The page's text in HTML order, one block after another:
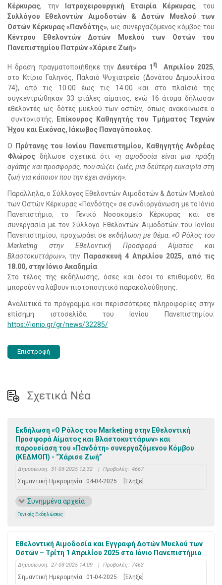
Κέρκυρας, την Ιατροχειρουργική Εταιρία Κέρκυρας, του
Συλλόγου Εθελοντών Αιμοδοτών & Δοτών Μυελού των
Οστών Κέρκυρας «Πανδότης», ως συνεργαζόμενος κόμβος του
Κέντρου Εθελοντών Δοτών Μυελού των Οστών του
Πανεπιστημίου Πατρών «Χάρισε Ζωή»
Η δράση πραγματοποιήθηκε την Δευτέρα 1 η Απριλίου 2025,
στο Κτίριο Γαληνός, Παλαιό Ψυχιατρείο (Δονάτου Δημουλίτσα
74), από τις 10.00 έως τις 14.00 και στο πλαίσιό της
συγκεντρώθηκαν 33 φιάλες αίματος, ενώ 16 άτομα δήλωσαν
εθελοντές ως δότες μυελού των οστών, όπως ανακοίνωσε ο
συντονιστής,
Επίκουρος Καθηγητής του Τμήματος Τεχνών
Ήχου και Εικόνας, Ιάκωβος Παναγόπουλος
Ο
Πρύτανης του Ιονίου Πανεπιστημίου, Καθηγητής Ανδρέας
Φλώρος δήλωσε σχετικά ότι «η αιμοδοσία είναι μια πράξη
αγάπης και προσφοράς, που σώζει ζωές, μια δεύτερη ευκαιρία στη
ζωή για κάποιον που την έχει ανάγκη»
Παράλληλα, ο Σύλλογος Εθελοντών Αιμοδοτών & Δοτών Μυελού
των Οστών Κέρκυρας «Πανδότης» σε συνδιοργάνωση με το Ιόνιο
Πανεπιστήμιο, το Γενικό Νοσοκομείο Κέρκυρας και σε
συνεργασία με τον Σύλλογο Εθελοντών Αιμοδοτών του Ιονίου
Πανεπιστημίου, προχωράει σε εκδήλωση με θέμα: «Ο Ρόλος του
Marketing στην Εθελοντική Προσφορά Αίματος και
Βλαστοκυττάρων», την
Παρασκευή 4 Απριλίου 2025, από τις
18.00, στην Ιόνιο Ακαδημία
Στο τέλος της εκδήλωσης, όσες και όσοι το επιθυμούν, θα
μπορούν να λάβουν πιστοποιητικό παρακολούθησης.
Αναλυτικά το πρόγραμμα και περισσότερες πληροφορίες στην
επίσημη ιστοσελίδα του Ιονίου Πανεπιστημίου:
https://ionio.gr/gr/news/32285/
Επιστροφή
Σχετικά Νέα
Εκδήλωση «Ο Ρόλος του Marketing στην Εθελοντική
Προσφορά Αίματος και Βλαστοκυττάρων» και
παρουσίαση του «Πανδότη» συνεργαζόμενου Κόμβου
(ΚΕΔΜΟΠ) - “Χάρισε Ζωή”
Δημοσίευση: 31-03-2025 12:32 | Προβολές: 4667
Σημαντική Ημερομηνία: 04-04-2025 [Έληξε]
Συνημμένα αρχεία
Γενικές Εκδηλώσεις
Εθελοντική Αιμοδοσία και Εγγραφή Δοτών Μυελού των
Οστών – Τρίτη 1 Απριλίου 2025 στο Ιόνιο Πανεπιστήμιο
Δημοσίευση: 27-03-2025 14:09 | Προβολές: 7463
Σημαντική Ημερομηνία: 01-04-2025 [Έληξε]